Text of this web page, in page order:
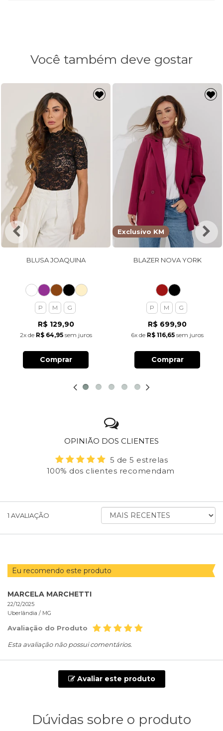
Você também deve gostar
BLUSA JOAQUINA
P M G
R$ 129,90
2xde R$ 64,95sem juros
Comprar
Exclusivo KM
BLAZER NOVA YORK
P M G
R$ 699,90
6x de R$ 116,65 sem juros
Comprar
OPINIÃO DOS CLIENTES
5 de 5 estrelas
100% dos clientes recomendam
1 AVALIAÇÃO
ORDENAR
AVALIAÇÕES
Eu recomendo este produto
MARCELA MARCHETTI
22/12/2025
Uberlândia / MG
Avaliação do Produto
Esta avaliação não possui comentários.
Avaliar este produto
Dúvidas sobre o produto